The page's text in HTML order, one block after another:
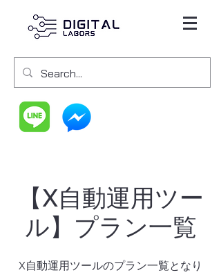
【X自動運用ツー
ル】プラン一覧
X自動運用ツールのプラン一覧となり